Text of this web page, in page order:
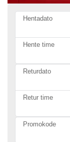
Hentadato
Hente time
Returdato
Retur time
Promokode